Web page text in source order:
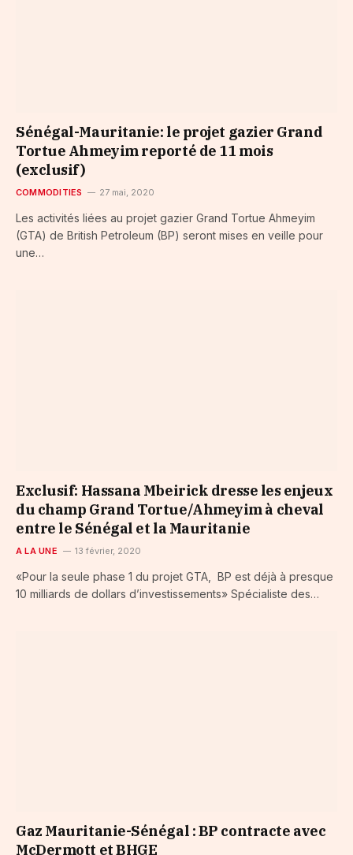
Sénégal-Mauritanie: le projet gazier Grand
Tortue Ahmeyim reporté de 11 mois
(exclusif)
COMMODITIES 27 mai, 2020
Les activités liées au projet gazier Grand Tortue Ahmeyim
(GTA) de British Petroleum (BP) seront mises en veille pour
une…
Exclusif: Hassana Mbeirick dresse les enjeux
du champ Grand Tortue/Ahmeyim à cheval
entre le Sénégal et la Mauritanie
A LA UNE 13 février, 2020
«Pour la seule phase 1 du projet GTA, BP est déjà à presque
10 milliards de dollars d’investissements» Spécialiste des…
Gaz Mauritanie-Sénégal : BP contracte avec
McDermott et BHGE